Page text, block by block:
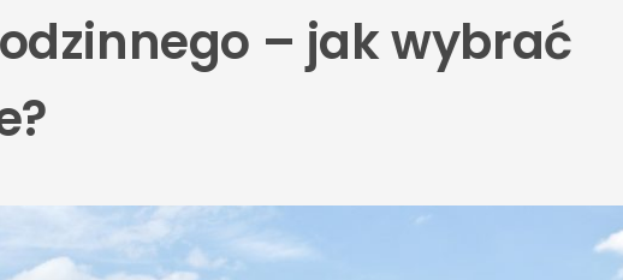
– jak wybrać